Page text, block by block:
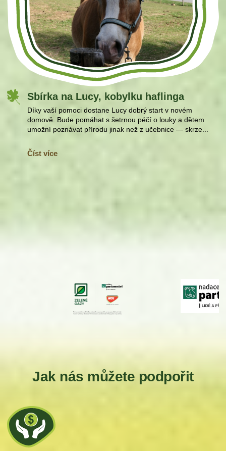
Sbírka na Lucy, kobylku haflinga
Díky vaší pomoci dostane Lucy dobrý start v novém
domově. Bude pomáhat s šetrnou péčí o louky a dětem
umožní poznávat přírodu jinak než z učebnice — skrze...
Číst více
Jak nás můžete podpořit